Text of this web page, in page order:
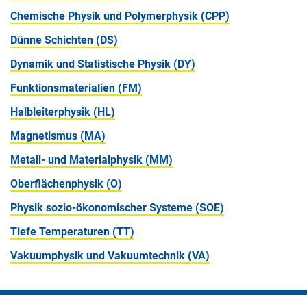
Chemische Physik und Polymerphysik (CPP)
Dünne Schichten (DS)
Dynamik und Statistische Physik (DY)
Funktionsmaterialien (FM)
Halbleiterphysik (HL)
Magnetismus (MA)
Metall- und Materialphysik (MM)
Oberflächenphysik (O)
Physik sozio-ökonomischer Systeme (SOE)
Tiefe Temperaturen (TT)
Vakuumphysik und Vakuumtechnik (VA)